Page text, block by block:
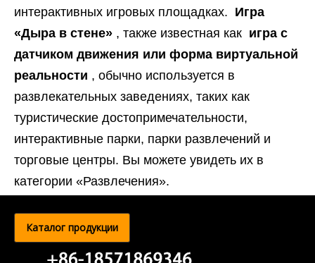
интерактивных игровых площадках. Игра
«Дыра в стене» , также известная как игра с
датчиком движения или форма виртуальной
реальности , обычно используется в
развлекательных заведениях, таких как
туристические достопримечательности,
интерактивные парки, парки развлечений и
торговые центры. Вы можете увидеть их в
категории «Развлечения».
Каталог продукции